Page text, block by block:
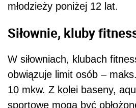
młodzieży poniżej 12 lat.
Siłownie, kluby
W siłowniach, klubach
obwiązuje limit osób –
10 mkw. Z kolei baseny,
sportowe mogą być